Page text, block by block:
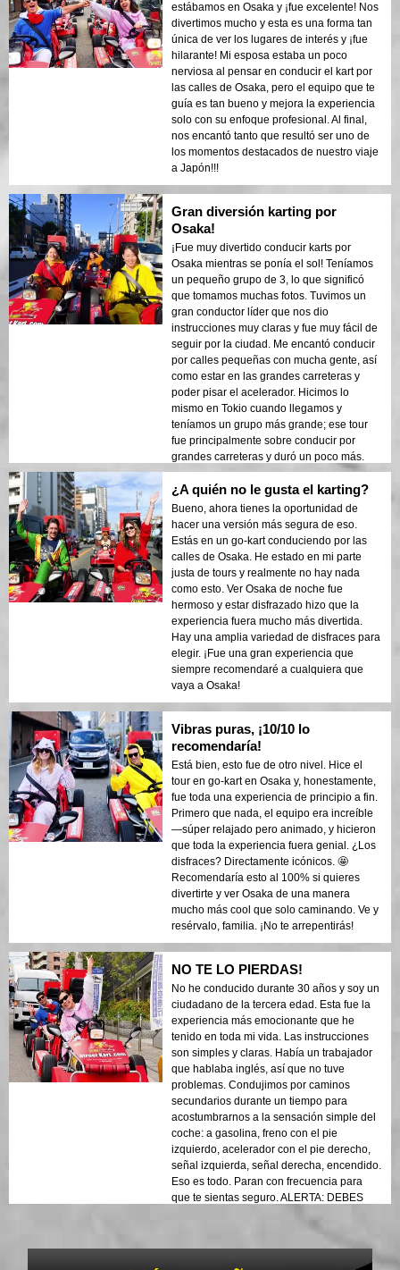
estábamos en Osaka y ¡fue excelente! Nos
divertimos mucho y esta es una forma tan
única de ver los lugares de interés y ¡fue
hilarante! Mi esposa estaba un poco
nerviosa al pensar en conducir el kart por
las calles de Osaka, pero el equipo que te
guía es tan bueno y mejora la experiencia
solo con su enfoque profesional. Al final,
nos encantó tanto que resultó ser uno de
los momentos destacados de nuestro viaje
a Japón!!!
Gran diversión karting por
Osaka!
¡Fue muy divertido conducir karts por
Osaka mientras se ponía el sol! Teníamos
un pequeño grupo de 3, lo que significó
que tomamos muchas fotos. Tuvimos un
gran conductor líder que nos dio
instrucciones muy claras y fue muy fácil de
seguir por la ciudad. Me encantó conducir
por calles pequeñas con mucha gente, así
como estar en las grandes carreteras y
poder pisar el acelerador. Hicimos lo
mismo en Tokio cuando llegamos y
teníamos un grupo más grande; ese tour
fue principalmente sobre conducir por
grandes carreteras y duró un poco más.
Personalmente, disfruté más de la variedad
de Osaka, aunque la experiencia fue más
corta. Sin embargo, recomendaría ambos,
¡la adrenalina es increíble!
¿A quién no le gusta el karting?
Bueno, ahora tienes la oportunidad de
hacer una versión más segura de eso.
Estás en un go-kart conduciendo por las
calles de Osaka. He estado en mi parte
justa de tours y realmente no hay nada
como esto. Ver Osaka de noche fue
hermoso y estar disfrazado hizo que la
experiencia fuera mucho más divertida.
Hay una amplia variedad de disfraces para
elegir. ¡Fue una gran experiencia que
siempre recomendaré a cualquiera que
vaya a Osaka!
Vibras puras, ¡10/10 lo
recomendaría!
Está bien, esto fue de otro nivel. Hice el
tour en go-kart en Osaka y, honestamente,
fue toda una experiencia de principio a fin.
Primero que nada, el equipo era increíble
—súper relajado pero animado, y hicieron
que toda la experiencia fuera genial. ¿Los
disfraces? Directamente icónicos. 🤩
Recomendaría esto al 100% si quieres
divertirte y ver Osaka de una manera
mucho más cool que solo caminando. Ve y
resérvalo, familia. ¡No te arrepentirás!
NO TE LO PIERDAS!
No he conducido durante 30 años y soy un
ciudadano de la tercera edad. Esta fue la
experiencia más emocionante que he
tenido en toda mi vida. Las instrucciones
son simples y claras. Había un trabajador
que hablaba inglés, así que no tuve
problemas. Condujimos por caminos
secundarios durante un tiempo para
acostumbrarnos a la sensación simple del
coche: a gasolina, freno con el pie
izquierdo, acelerador con el pie derecho,
señal izquierda, señal derecha, encendido.
Eso es todo. Paran con frecuencia para
que te sientas seguro. ALERTA: DEBES
INTERNACIONAL para conducir. Muy
simple: ve a tu AAA más cercana (no